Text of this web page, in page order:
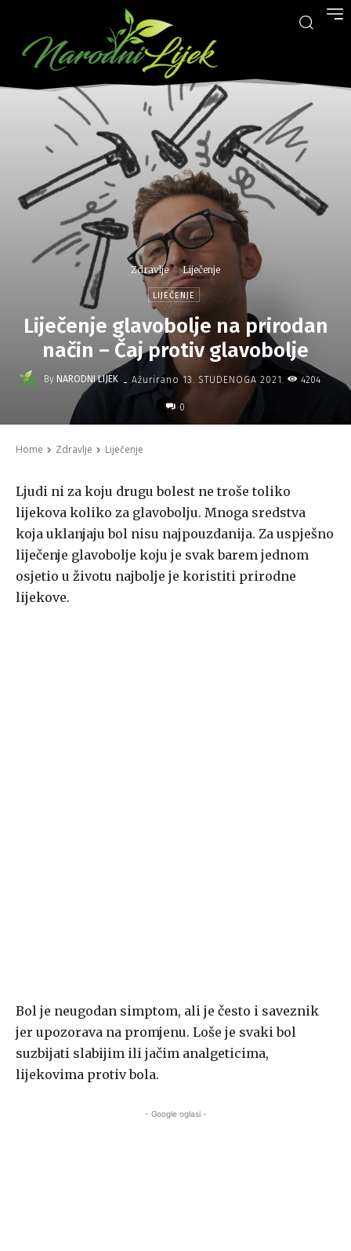
Zdravlje Liječenje
LIJEČENJE
Liječenje glavobolje na prirodan
način – Čaj protiv glavobolje
By NARODNI LIJEK - Ažurirano 13. STUDENOGA 2021. 4204
0
Home Zdravlje Liječenje
Ljudi ni za koju drugu bolest ne troše toliko
lijekova koliko za glavobolju. Mnoga sredstva
koja uklanjaju bol nisu najpouzdanija. Za uspješno
liječenje glavobolje koju je svak barem jednom
osjetio u životu najbolje je koristiti prirodne
lijekove.
Bol je neugodan simptom, ali je često i saveznik
jer upozorava na promjenu. Loše je svaki bol
suzbijati slabijim ili jačim analgeticima,
lijekovima protiv bola.
- Google oglasi -